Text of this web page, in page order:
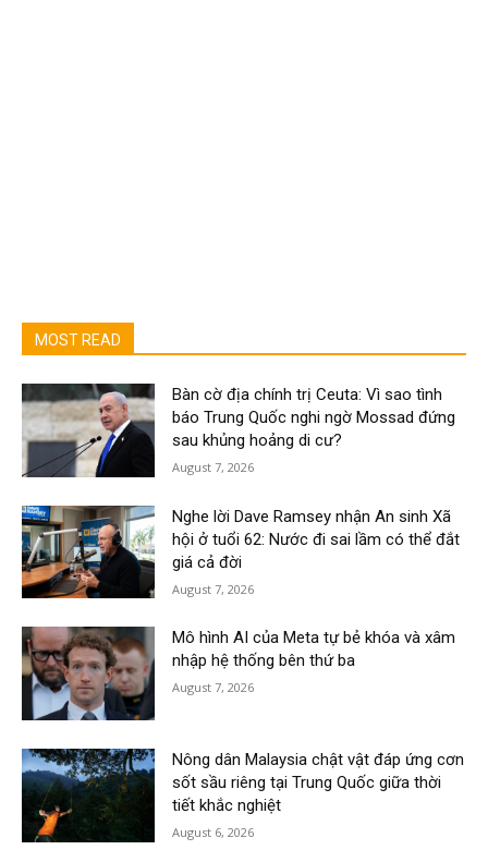
MOST READ
Bàn cờ địa chính trị Ceuta: Vì sao tình
báo Trung Quốc nghi ngờ Mossad đứng
sau khủng hoảng di cư?
August 7, 2026
Nghe lời Dave Ramsey nhận An sinh Xã
hội ở tuổi 62: Nước đi sai lầm có thể đắt
giá cả đời
August 7, 2026
Mô hình AI của Meta tự bẻ khóa và xâm
nhập hệ thống bên thứ ba
August 7, 2026
Nông dân Malaysia chật vật đáp ứng cơn
sốt sầu riêng tại Trung Quốc giữa thời
tiết khắc nghiệt
August 6, 2026